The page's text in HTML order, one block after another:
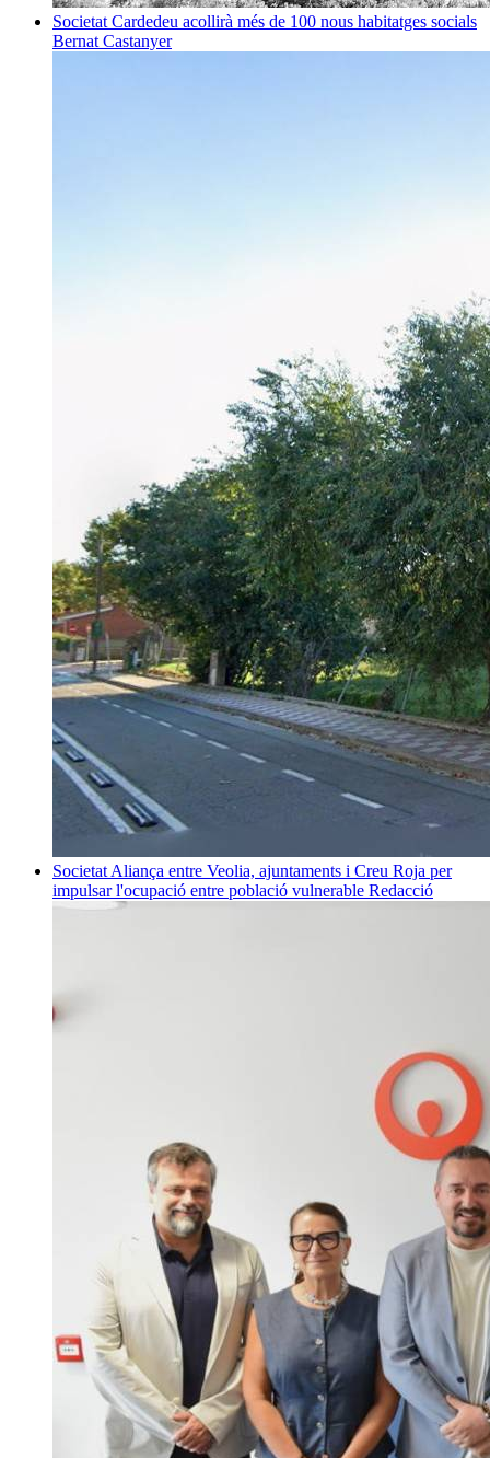
Societat Cardedeu acollirà més de 100 nous habitatges socials
Bernat Castanyer
Societat Aliança entre Veolia, ajuntaments i Creu Roja per
impulsar l'ocupació entre població vulnerable Redacció